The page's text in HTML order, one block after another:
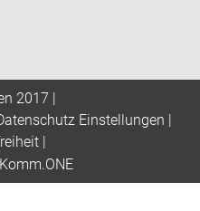
2017 |
Einstellungen |
|
Komm.ONE